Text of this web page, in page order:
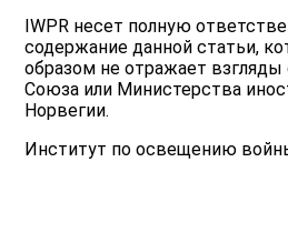
IWPR несет полную
содержание данной статьи,
образом не отражает взгляды
Союза или Министерства
Норвегии.
Институт по освещению